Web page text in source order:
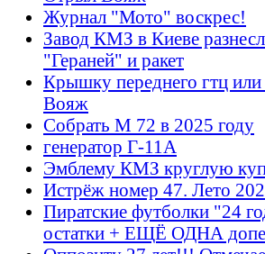
Журнал "Мото" воскрес!
Завод КМЗ в Киеве
"Гераней" и ракет
Крышку переднего гтц или
Вояж
Собрать М 72 в 2025 году
генератор Г-11А
Эмблему КМЗ круглую
Истрёж номер 47. Лето
Пиратские футболки "24
остатки + ЕЩЁ ОДНА